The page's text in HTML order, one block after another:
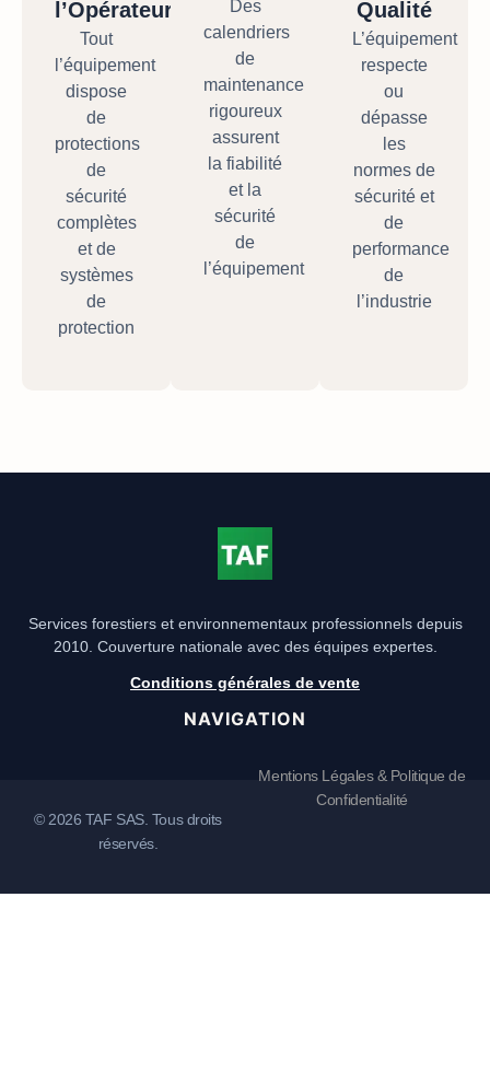
l’Opérateur
Tout
l’équipement
dispose
de
protections
de
sécurité
complètes
et de
systèmes
de
protection
Des
calendriers
de
maintenance
rigoureux
assurent
la fiabilité
et la
sécurité
de
l’équipement
Qualité
L’équipement
respecte
ou
dépasse
les
normes de
sécurité et
de
performance
de
l’industrie
Services forestiers et environnementaux professionnels depuis
2010. Couverture nationale avec des équipes expertes.
Conditions générales de vente
NAVIGATION
© 2026 TAF SAS. Tous droits
réservés.
Mentions Légales & Politique de
Confidentialité